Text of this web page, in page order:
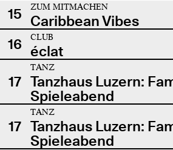
15
ZUM MITMACHEN
Caribbean Vibes
16
CLUB
éclat
17
TANZ
Tanzhaus Luzern:
Spieleabend
17
TANZ
Tanzhaus Luzern:
Spieleabend